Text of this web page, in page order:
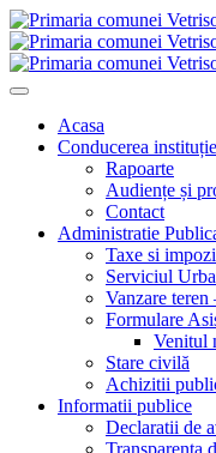
Acasa
Conducerea
Rapoarte
Audiențe și
Contact
Administratie
Taxe si
Serviciul
Vanzare teren
Formulare
Venitul
Stare civilă
Achizitii
Informatii publice
Declaratii de
Transparenta